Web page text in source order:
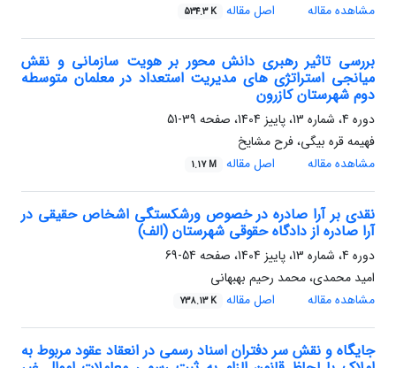
مشاهده مقاله
اصل مقاله 534.3 K
بررسی تاثیر رهبری دانش محور بر هویت سازمانی و نقش
میانجی استراتژی های مدیریت استعداد در معلمان متوسطه
دوم شهرستان کازرون
دوره 4، شماره 13، پاییز 1404، صفحه
39-51
فهیمه قره بیگی، فرح مشایخ
مشاهده مقاله
اصل مقاله 1.17 M
نقدی بر آرا صادره در خصوص ورشکستگی اشخاص حقیقی در
آرا صادره از دادگاه حقوقی شهرستان (الف)
دوره 4، شماره 13، پاییز 1404، صفحه
54-69
امید محمدی، محمد رحیم بهبهانی
مشاهده مقاله
اصل مقاله 738.13 K
جایگاه و نقش سر دفتران اسناد رسمی در انعقاد عقود مربوط به